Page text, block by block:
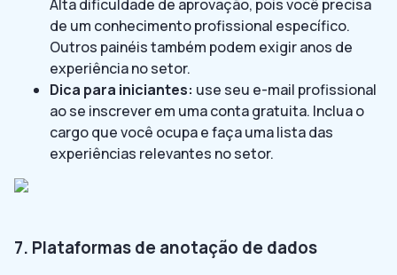
Alta dificuldade de aprovação, pois você precisa
de um conhecimento profissional específico.
Outros painéis também podem exigir anos de
experiência no setor.
Dica para iniciantes: use seu e-mail profissional
ao se inscrever em uma conta gratuita. Inclua o
cargo que você ocupa e faça uma lista das
experiências relevantes no setor.
7. Plataformas de anotação de dados